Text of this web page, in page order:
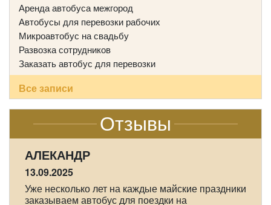
Аренда автобуса межгород
Автобусы для перевозки рабочих
Микроавтобус на свадьбу
Развозка сотрудников
Заказать автобус для перевозки
Все записи
Отзывы
АЛЕКАНДР
13.09.2025
Уже несколько лет на каждые майские праздники
заказываем автобус для поездки на
Mercedes Sprinter Classic